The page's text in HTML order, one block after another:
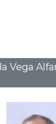
Vega